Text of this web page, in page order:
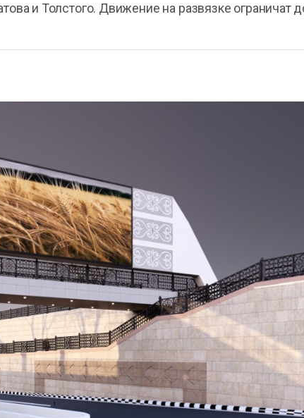
и Толстого. Движение на развязке ограничат